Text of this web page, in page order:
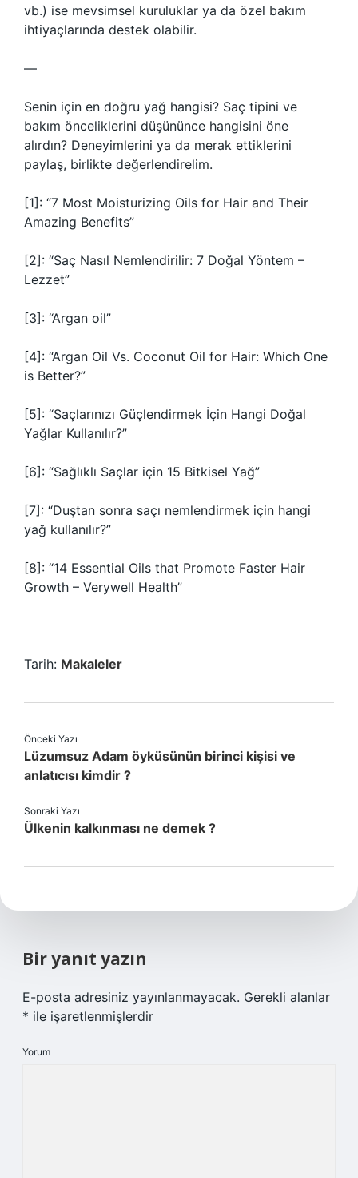
vb.) ise mevsimsel kuruluklar ya da özel bakım
ihtiyaçlarında destek olabilir.
—
Senin için en doğru yağ hangisi? Saç tipini ve
bakım önceliklerini düşününce hangisini öne
alırdın? Deneyimlerini ya da merak ettiklerini
paylaş, birlikte değerlendirelim.
[1]: “7 Most Moisturizing Oils for Hair and Their
Amazing Benefits”
[2]: “Saç Nasıl Nemlendirilir: 7 Doğal Yöntem –
Lezzet”
[3]: “Argan oil”
[4]: “Argan Oil Vs. Coconut Oil for Hair: Which One
is Better?”
[5]: “Saçlarınızı Güçlendirmek İçin Hangi Doğal
Yağlar Kullanılır?”
[6]: “Sağlıklı Saçlar için 15 Bitkisel Yağ”
[7]: “Duştan sonra saçı nemlendirmek için hangi
yağ kullanılır?”
[8]: “14 Essential Oils that Promote Faster Hair
Growth – Verywell Health”
Tarih: Makaleler
Önceki Yazı
Lüzumsuz Adam öyküsünün birinci kişisi ve
anlatıcısı kimdir ?
Sonraki Yazı
Ülkenin kalkınması ne demek ?
Bir yanıt yazın
E-posta adresiniz yayınlanmayacak. Gerekli alanlar
* ile işaretlenmişlerdir
Yorum